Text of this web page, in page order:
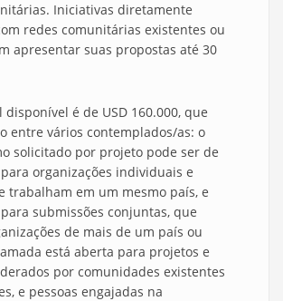
Iniciativas diretamente
redes comunitárias existentes ou
apresentar suas propostas até 30
disponível é de USD 160.000, que
entre vários contemplados/as: o
solicitado por projeto pode ser de
para organizações individuais e
trabalham em um mesmo país, e
para submissões conjuntas, que
de mais de um país ou
está aberta para projetos e
por comunidades existentes
e pessoas engajadas na